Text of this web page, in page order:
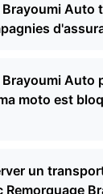
Brayoumi Auto
Brayoumi Auto
moto est
un
Remorquage